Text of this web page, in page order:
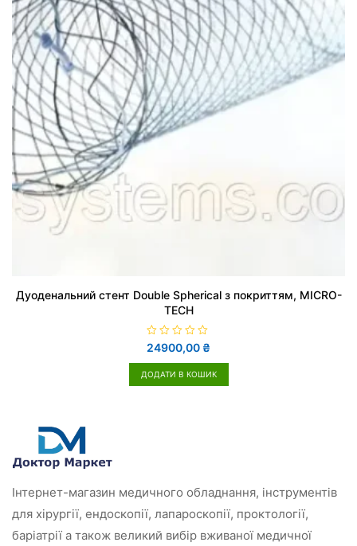
Дуоденальний стент Double Spherical з покриттям, MICRO-
TECH
О
ц
і
н
24900,00 ₴
ДОДАТИ В КОШИК
Інтернет-магазин медичного обладнання, інструментів
для хірургії, ендоскопії, лапароскопії, проктології,
баріатрії а також великий вибір вживаної медичної